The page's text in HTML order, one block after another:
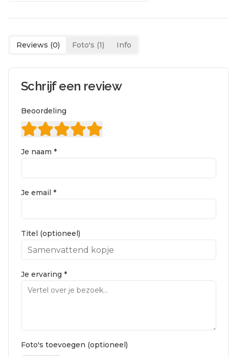
Reviews (0) Foto's (1) Info
Schrijf een review
Beoordeling
Je naam *
Je email *
Titel (optioneel)
Je ervaring *
Foto's toevoegen (optioneel)